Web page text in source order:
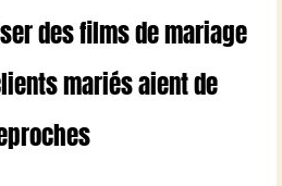
des films de mariage
mariés aient de